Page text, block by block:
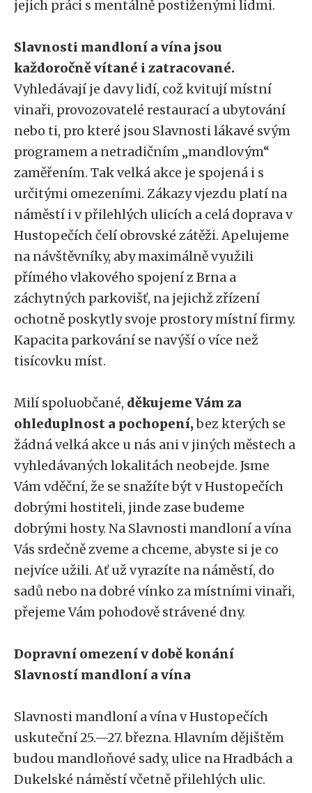
jejich práci s mentálně postiženými lidmi.
Slavnosti mandloní a vína jsou
každoročně vítané i zatracované.
Vyhledávají je davy lidí, což kvitují místní
vinaři, provozovatelé restaurací a ubytování
nebo ti, pro které jsou Slavnosti lákavé svým
programem a netradičním „mandlovým“
zaměřením. Tak velká akce je spojená i s
určitými omezeními. Zákazy vjezdu platí na
náměstí i v přilehlých ulicích a celá doprava v
Hustopečích čelí obrovské zátěži. Apelujeme
na návštěvníky, aby maximálně využili
přímého vlakového spojení z Brna a
záchytných parkovišť, na jejichž zřízení
ochotně poskytly svoje prostory místní firmy.
Kapacita parkování se navýší o více než
tisícovku míst.
Milí spoluobčané, děkujeme Vám za
ohleduplnost a pochopení,bez kterých se
žádná velká akce u nás ani v jiných městech a
vyhledávaných lokalitách neobejde. Jsme
Vám vděční, že se snažíte být v Hustopečích
dobrými hostiteli, jinde zase budeme
dobrými hosty. Na Slavnosti mandloní a vína
Vás srdečně zveme a chceme, abyste si je co
nejvíce užili. Ať už vyrazíte na náměstí, do
sadů nebo na dobré vínko za místními vinaři,
přejeme Vám pohodově strávené dny.
Dopravní omezení v době konání
Slavností mandloní a vína
Slavnosti mandloní a vína v Hustopečích
uskuteční 25.—27. března. Hlavním dějištěm
budou mandloňové sady, ulice na Hradbách a
Dukelské náměstí včetně přilehlých ulic.